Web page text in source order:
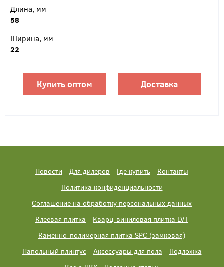
Длина, мм
58
Ширина, мм
22
Купить оптом Доставка
Новости Для дилеров Где купить
Контакты
Политика конфиденциальности
Соглашение на обработку персональных данных
Клеевая плитка
Кварц-виниловая плитка LVT
Каменно-полимерная плитка SPC (замковая)
Напольный плинтус
Аксессуары для пола
Подложка